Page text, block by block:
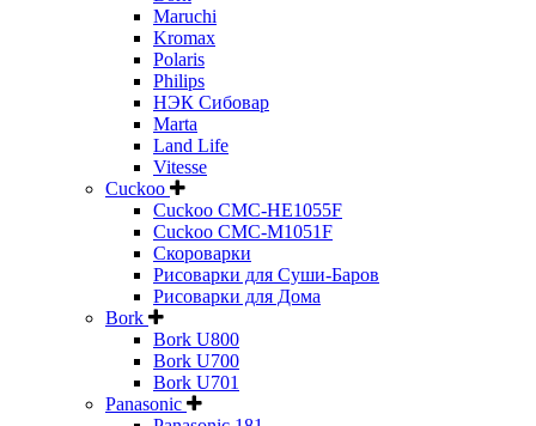
Maruchi
Kromax
Polaris
Philips
НЭК Сибовар
Marta
Land Life
Vitesse
Cuckoo
Cuckoo CMC-HE1055F
Cuckoo CMC-M1051F
Скороварки
Рисоварки для Суши-Баров
Рисоварки для Дома
Bork
Bork U800
Bork U700
Bork U701
Panasonic